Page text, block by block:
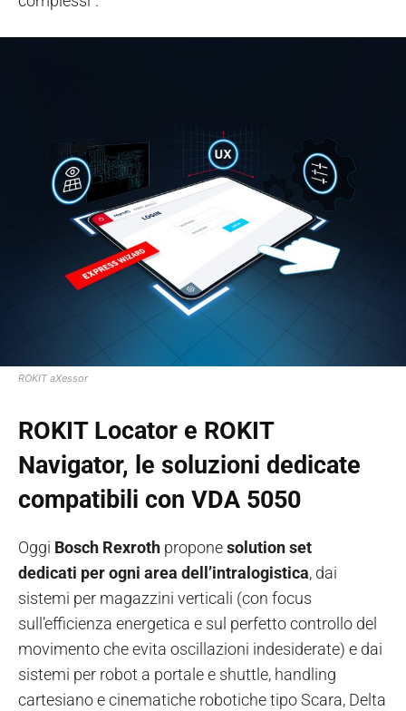
ROKIT aXessor
ROKIT Locator e ROKIT
Navigator, le soluzioni dedicate
compatibili con VDA 5050
Oggi Bosch Rexroth proponesolution set
dedicati per ogni area dell’intralogistica, dai
sistemi per magazzini verticali (con focus
sull’efficienza energetica e sul perfetto controllo del
movimento che evita oscillazioni indesiderate) e dai
sistemi per robot a portale e shuttle, handling
cartesiano e cinematiche robotiche tipo Scara, Delta